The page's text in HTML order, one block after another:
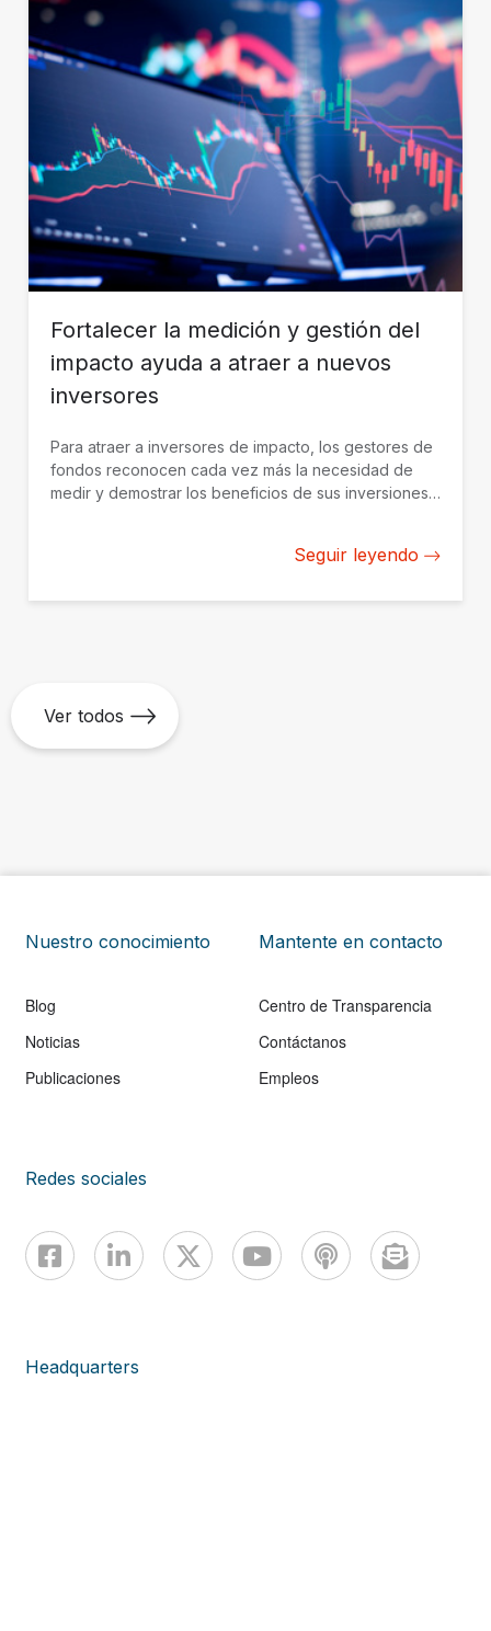
Fortalecer la medición y gestión del
impacto ayuda a atraer a nuevos
inversores
Para atraer a inversores de impacto, los gestores de
fondos reconocen cada vez más la necesidad de
medir y demostrar los beneficios de sus inversiones
desde cero su capacidad de medición y gestión del
Seguir leyendo
Ver todos
Nuestro conocimiento
Blog
Noticias
Publicaciones
Mantente en contacto
Centro de Transparencia
Contáctanos
Empleos
Redes sociales
Headquarters